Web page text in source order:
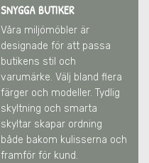
SNYGGA BUTIKER
Våra miljömöbler är
designade för att passa
butikens stil och
varumärke. Välj bland flera
färger och modeller. Tydlig
skyltning och smarta
skyltar skapar ordning
både bakom kulisserna och
framför för kund.